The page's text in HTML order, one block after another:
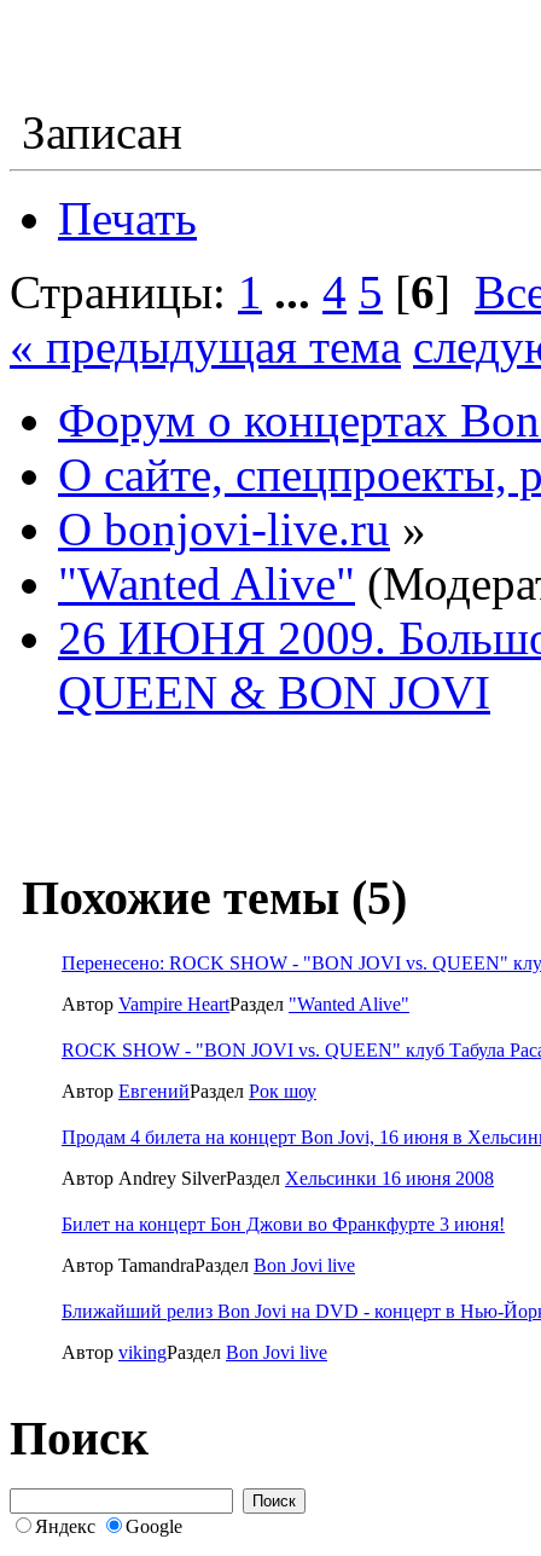
Записан
Печать
Страницы: 1 ... 4 5 [6]
« предыдущая тема
Форум о концертах
О сайте, спецпроекты,
О bonjovi-live.ru »
"Wanted Alive"
26 ИЮНЯ 2009.
QUEEN & BON JOVI
Похожие темы (5)
Перенесено: ROCK SHOW - "BON JOVI vs. QUEEN"
Автор Vampire HeartРаздел "Wanted Alive"
ROCK SHOW - "BON JOVI vs. QUEEN" клуб Табула
Автор ЕвгенийРаздел Рок шоу
Продам 4 билета на концерт Bon Jovi, 16 июня в
Автор Andrey SilverРаздел Хельсинки 16 июня 2008
Билет на концерт Бон Джови во Франкфурте 3 июня!
Автор TamandraРаздел Bon Jovi live
Ближайший релиз Bon Jovi на DVD - концерт в Нью-
Автор vikingРаздел Bon Jovi live
Поиск
Яндекс Google